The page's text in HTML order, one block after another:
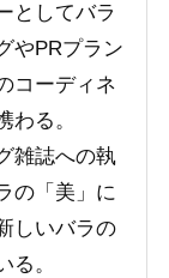
としてバラ
やPRプラン
コーディネ
わる。
雑誌への執
の「美」に
しいバラの
る。